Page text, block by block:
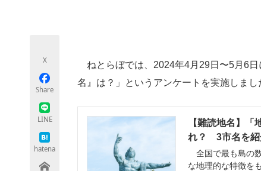
X
Share
LINE
hatena
ねとらぼでは、2024年4月29日〜5月6
名』は？」というアンケートを実施しまし
【難読地名】
れ？ 3市名を紹
全国で最も島の
な地理的な特徴を